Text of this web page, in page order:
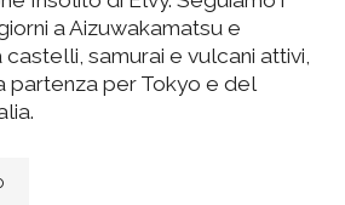
a Aizuwakamatsu e
castelli, samurai e vulcani attivi,
partenza per Tokyo e del